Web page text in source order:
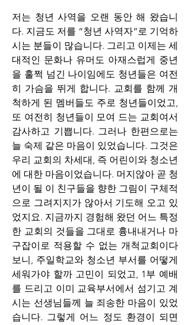
저는 청년 사역을 오랜 동안 해 왔습니
다. 지금도 저를 “청년 사역자”로 기억하
시는 분들이 많습니다. 그리고 이제는 세
대적인 문화나 유머도 아재스럽게 중년
을 훌쩍 넘긴 나이임에도 청년들은 여전
히 가슴을 뛰게 합니다. 교회를 함께 개
척하게 된 멤버들도 주로 청년들이었고,
또 여전히 청년들이 모여 드는 교회여서
감사하고 기쁩니다. 그러나 한편으로는
늘 숙제 같은 마음이 있었습니다. 그것은
우리 교회의 차세대, 즉 어린이와 청소년
에 대한 마음이었습니다. 머지않아 곧 청
년이 될 이 친구들을 향한 그림이 구체적
으로 그려지지가 않아서 기도해 오고 있
었지요. 지금까지 경험해 왔던 어느 특정
한 교회의 것들을 그대로 흉내내거나 마
구잡이로 적용할 수 없는 개척교회이다
보니, 주일학교와 청소년 부서를 어떻게
세워가야 할까 고민이 되었고, 1부 예배
를 드리고 이미 교육부서에서 섬기고 계
시는 선생님들께 늘 죄송한 마음이 있었
습니다. 그렇게 어느 정도 환경이 되면